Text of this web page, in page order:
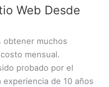
Web Desde
obtener muchos
mensual.
probado por el
de 10 años